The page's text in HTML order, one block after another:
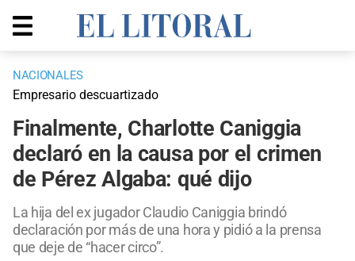
NACIONALES
Empresario descuartizado
Finalmente, Charlotte Caniggia
declaró en la causa por el crimen
de Pérez Algaba: qué dijo
La hija del ex jugador Claudio Caniggia brindó
declaración por más de una hora y pidió a la prensa
que deje de “hacer circo”.